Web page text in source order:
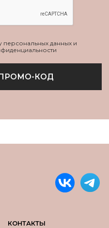
персональных данных и
ПОЛУЧИТЬ ПРОМО-КОД
КОНТАКТЫ